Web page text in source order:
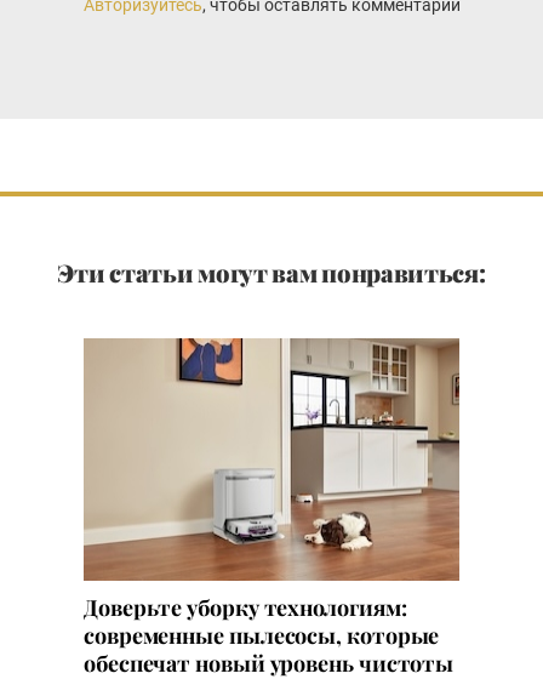
Авторизуйтесь, чтобы оставлять комментарии
Эти статьи могут вам понравиться:
Доверьте уборку технологиям:
современные пылесосы, которые
обеспечат новый уровень чистоты